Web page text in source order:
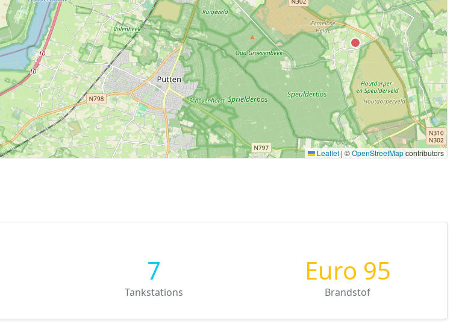
Leaflet | ©OpenStreetMapcontributors
7
Tankstations
Euro 95
Brandstof